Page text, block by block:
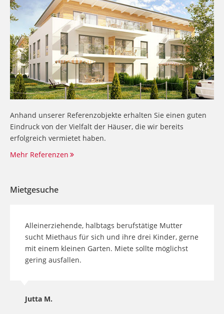
Anhand unserer Referenzobjekte erhalten Sie einen guten
Eindruck von der Vielfalt der Häuser, die wir bereits
erfolgreich vermietet haben.
Mehr Referenzen
Mietgesuche
Alleinerziehende, halbtags berufstätige Mutter
sucht Miethaus für sich und ihre drei Kinder, gerne
mit einem kleinen Garten. Miete sollte möglichst
gering ausfallen.
Jutta M.